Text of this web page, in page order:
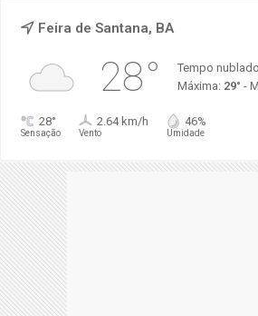
Feira de Santana, BA
28°
Tempo nublado
Máxima: 29° -
28°
Sensação
2.64 km/h
Vento
46%
Umidade